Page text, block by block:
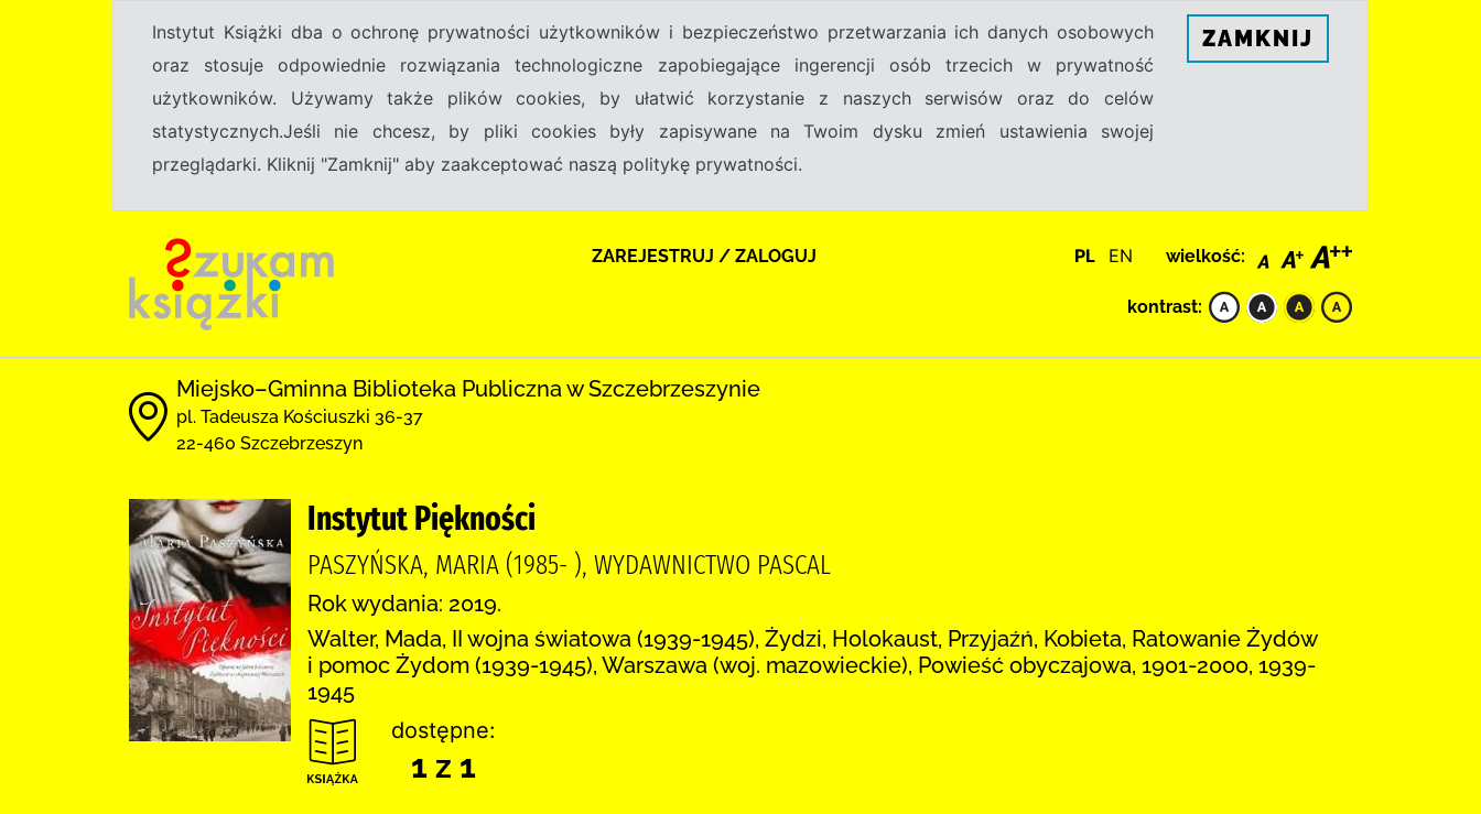
Instytut Książki dba o ochronę prywatności użytkowników i bezpieczeństwo przetwarzania ich danych osobowych
oraz stosuje odpowiednie rozwiązania technologiczne zapobiegające ingerencji osób trzecich w prywatność
użytkowników. Używamy także plików cookies, by ułatwić korzystanie z naszych serwisów oraz do celów
statystycznych.Jeśli nie chcesz, by pliki cookies były zapisywane na Twoim dysku zmień ustawienia swojej
przeglądarki. Kliknij "Zamknij" aby zaakceptować naszą politykę prywatności.
ZAMKNIJ
ZAREJESTRUJ / ZALOGUJ PL EN wielkość:
kontrast:
Miejsko–Gminna Biblioteka Publiczna w Szczebrzeszynie
pl. Tadeusza Kościuszki 36-37
22-460 Szczebrzeszyn
Instytut Piękności
PASZYŃSKA, MARIA (1985- ), WYDAWNICTWO PASCAL
Rok wydania: 2019.
Walter, Mada, II wojna światowa (1939-1945), Żydzi, Holokaust, Przyjaźń, Kobieta, Ratowanie Żydów
i pomoc Żydom (1939-1945), Warszawa (woj. mazowieckie), Powieść obyczajowa, 1901-2000, 1939-
1945
dostępne:
1 z 1